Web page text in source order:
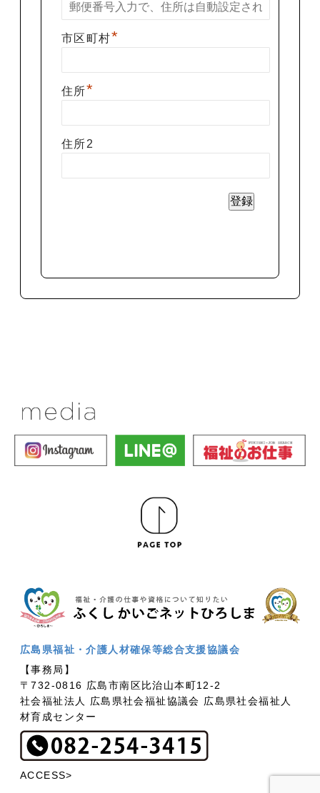
市区町村*
住所*
住所2
広島県福祉・介護人材確保等総合支援協議会
【事務局】
〒732-0816 広島市南区比治山本町12-2
社会福祉法人 広島県社会福祉協議会 広島県社会福祉人
材育成センター
ACCESS>